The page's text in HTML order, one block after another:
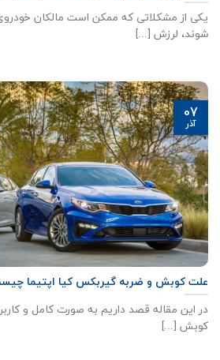
شوند، لرزش [...]
علت کوبش و ضربه گیربکس کیا اپتیما
در این مقاله قصد داریم به صورت کامل و
کوبش [...]
07
آذر